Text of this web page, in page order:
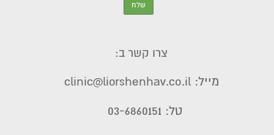
צרו קשר ב:
מייל: clinic@liorshenhav.co.il
טל: 03-6860151